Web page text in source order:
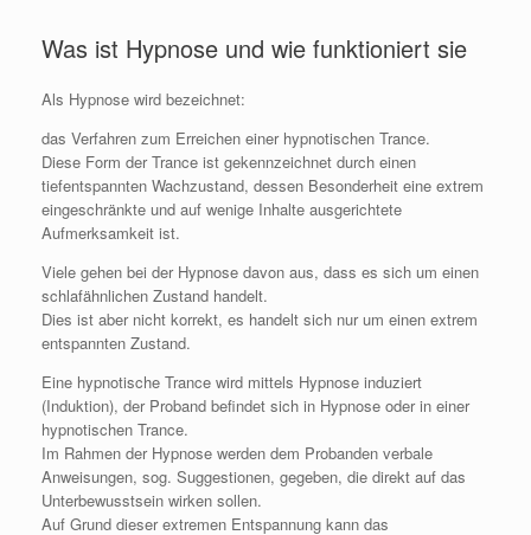
Was ist Hypnose und wie funktioniert sie
Als Hypnose wird bezeichnet:
das Verfahren zum Erreichen einer hypnotischen Trance.
Diese Form der Trance ist gekennzeichnet durch einen
tiefentspannten Wachzustand, dessen Besonderheit eine extrem
eingeschränkte und auf wenige Inhalte ausgerichtete
Aufmerksamkeit ist.
Viele gehen bei der Hypnose davon aus, dass es sich um einen
schlafähnlichen Zustand handelt.
Dies ist aber nicht korrekt, es handelt sich nur um einen extrem
entspannten Zustand.
Eine hypnotische Trance wird mittels Hypnose induziert
(Induktion), der Proband befindet sich in Hypnose oder in einer
hypnotischen Trance.
Im Rahmen der Hypnose werden dem Probanden verbale
Anweisungen, sog. Suggestionen, gegeben, die direkt auf das
Unterbewusstsein wirken sollen.
Auf Grund dieser extremen Entspannung kann das